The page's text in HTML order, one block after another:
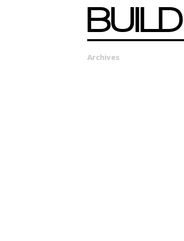
BUILD
Archives